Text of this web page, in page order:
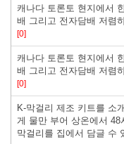
캐나다 토론토 현지에서
배 그리고 전자담배 저렴
[0]
캐나다 토론토 현지에서
배 그리고 전자담배 저렴
[0]
K-막걸리 제조 키트를 소
게 물만 부어 상온에서 48
막걸리를 집에서 담글 수